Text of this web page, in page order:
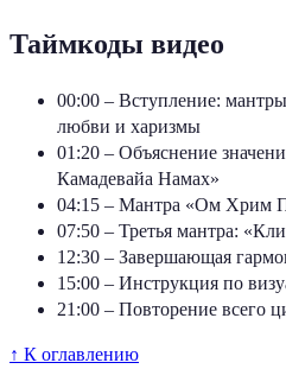
Таймкоды видео
00:00 – Вступление:
любви и харизмы
01:20 – Объяснение
Камадевайа Намах»
04:15 – Мантра «Ом Хрим
07:50 – Третья мантра:
12:30 – Завершающая
15:00 – Инструкция по
21:00 – Повторение всего
↑ К оглавлению